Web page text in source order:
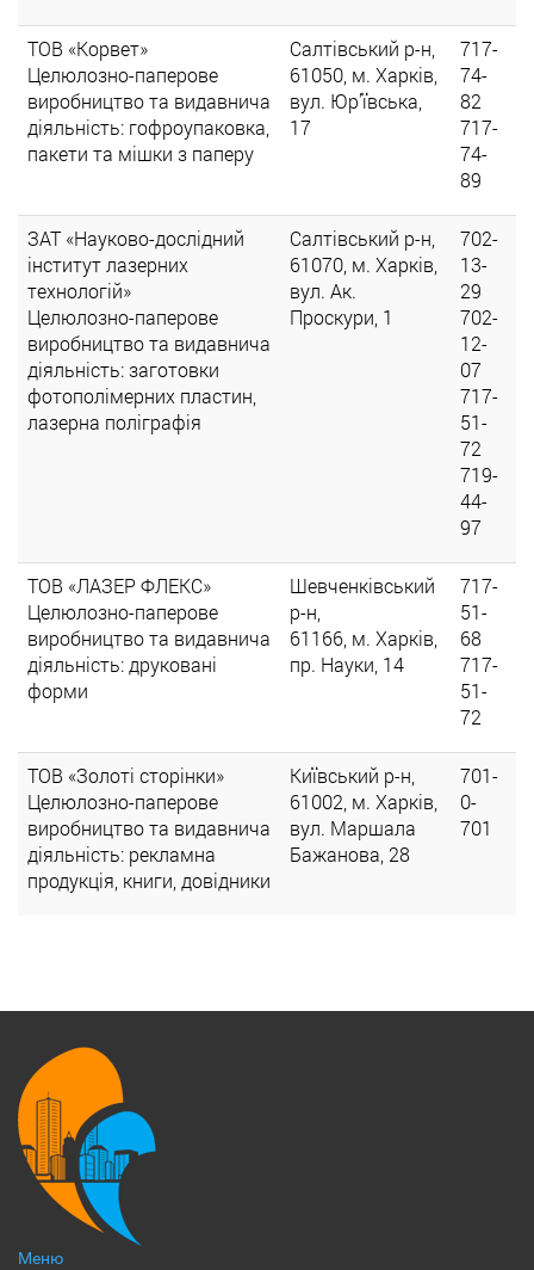
ТОВ «Корвет»
Целюлозно-паперове
виробництво та видавнича
діяльність: гофроупаковка,
пакети та мішки з паперу
Салтівський р-н,
61050, м. Харків,
вул. Юр'ївська,
17
717-
74-
82
717-
74-
89
ЗАТ «Науково-дослідний
інститут лазерних
технологій»
Целюлозно-паперове
виробництво та видавнича
діяльність: заготовки
фотополімерних пластин,
лазерна поліграфія
Салтівський р-н,
61070, м. Харків,
вул. Ак.
Проскури, 1
702-
13-
29
702-
12-
07
717-
51-
72
719-
44-
97
ТОВ «ЛАЗЕР ФЛЕКС»
Целюлозно-паперове
виробництво та видавнича
діяльність: друковані
форми
Шевченківський
р-н,
61166, м. Харків,
пр. Науки, 14
717-
51-
68
717-
51-
72
ТОВ «Золоті сторінки»
Целюлозно-паперове
виробництво та видавнича
діяльність: рекламна
продукція, книги, довідники
Київський р-н,
61002, м. Харків,
вул. Маршала
Бажанова, 28
701-
0-
701
Меню